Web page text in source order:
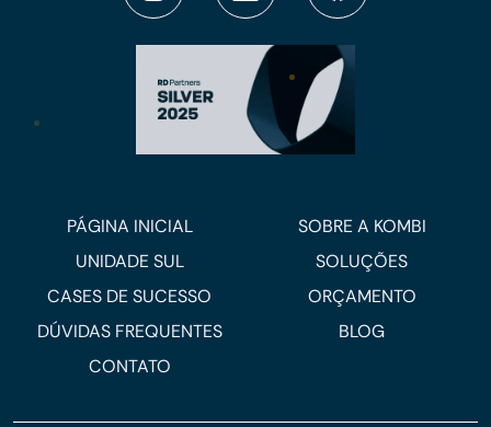
PÁGINA INICIAL
SOBRE A KOMBI
UNIDADE SUL
SOLUÇÕES
CASES DE SUCESSO
ORÇAMENTO
DÚVIDAS FREQUENTES
BLOG
CONTATO